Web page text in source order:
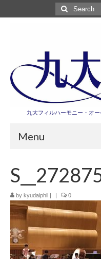
Search
for:
九大フィルハーモニー・オ
Menu
演奏会情報
卒業記念演奏会2027
九大フィルとは
九大フィルの歴史
by kyudaiphil 0